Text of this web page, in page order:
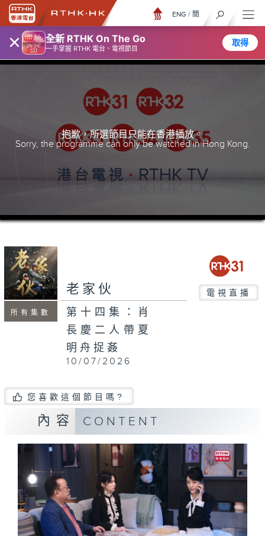
× 全新 RTHK On The Go
一手掌握 RTHK 電台、電視節目
取得
ENG / 簡
抱歉，所選節目只能在香港播放。
Sorry, the programme can only be watched in Hong Kong.
所有集數
老家伙 電視直播
第十四集：肖
長慶二人帶夏
明舟捉姦
10/07/2026
您喜歡這個節目嗎?
內容 CONTENT